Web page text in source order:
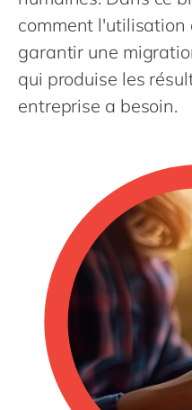
Philippines
Singapore
Switzerland
UK & Ireland
comment l'utilisation
garantir une
qui produise les
entreprise a besoin.